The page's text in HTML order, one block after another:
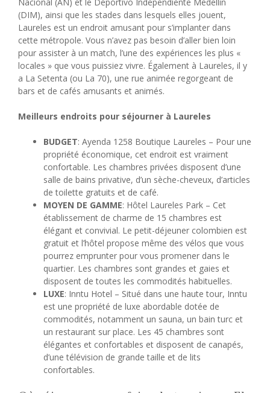
Nacional (AN) et le Deportivo Independiente Medellín
(DIM), ainsi que les stades dans lesquels elles jouent,
Laureles est un endroit amusant pour s’implanter dans
cette métropole. Vous n’avez pas besoin d’aller bien loin
pour assister à un match, l’une des expériences les plus «
locales » que vous puissiez vivre. Également à Laureles, il y
a La Setenta (ou La 70), une rue animée regorgeant de
bars et de cafés amusants et animés.
Meilleurs endroits pour séjourner à Laureles
BUDGET: Ayenda 1258 Boutique Laureles – Pour une
propriété économique, cet endroit est vraiment
confortable. Les chambres privées disposent d’une
salle de bains privative, d’un sèche-cheveux, d’articles
de toilette gratuits et de café.
MOYEN DE GAMME: Hôtel Laureles Park – Cet
établissement de charme de 15 chambres est
élégant et convivial. Le petit-déjeuner colombien est
gratuit et l’hôtel propose même des vélos que vous
pourrez emprunter pour vous promener dans le
quartier. Les chambres sont grandes et gaies et
disposent de toutes les commodités habituelles.
LUXE: Inntu Hotel – Situé dans une haute tour, Inntu
est une propriété de luxe abordable dotée de
commodités, notamment un sauna, un bain turc et
un restaurant sur place. Les 45 chambres sont
élégantes et confortables et disposent de canapés,
d’une télévision de grande taille et de lits
confortables.